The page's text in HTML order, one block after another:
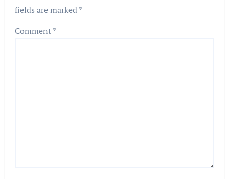
fields are marked*
Comment*